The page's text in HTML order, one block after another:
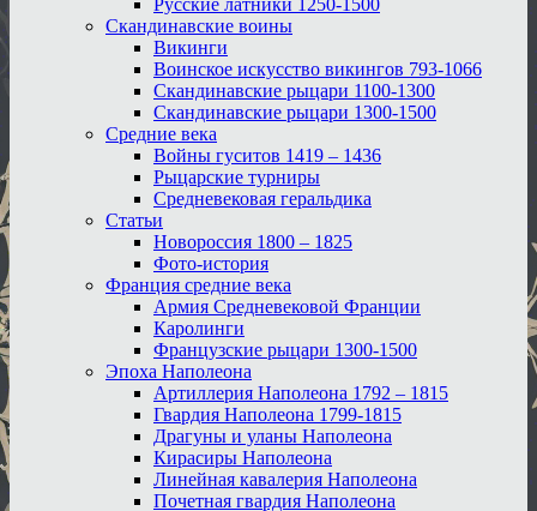
Скандинавские воины
Викинги
Воинское искусство викингов 793-1066
Скандинавские рыцари 1100-1300
Скандинавские рыцари 1300-1500
Средние века
Войны гуситов 1419 – 1436
Рыцарские турниры
Средневековая геральдика
Статьи
Новороссия 1800 – 1825
Фото-история
Франция средние века
Армия Средневековой Франции
Каролинги
Французские рыцари 1300-1500
Эпоха Наполеона
Артиллерия Наполеона 1792 – 1815
Гвардия Наполеона 1799-1815
Драгуны и уланы Наполеона
Кирасиры Наполеона
Линейная кавалерия Наполеона
Почетная гвардия Наполеона